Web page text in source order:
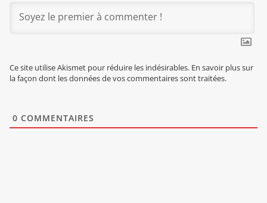
Ce site utilise Akismet pour réduire les indésirables. En savoir plus sur
la façon dont les données de vos commentaires sont traitées.
0 COMMENTAIRES